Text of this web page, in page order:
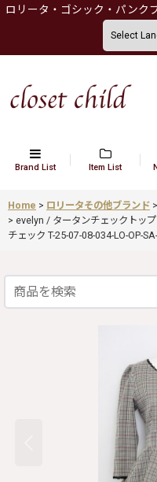
ロリータ・ゴシック・パンク
Brand List Item List
Home > ロリータその他ブランド >
> evelyn / タータンチェックトッ
チェック T-25-07-08-034-LO-OP-